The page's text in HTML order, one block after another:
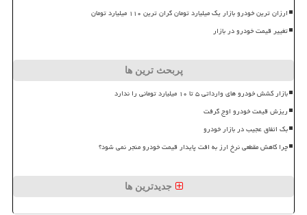
ارزان ترین خودرو بازار یک میلیارد تومان گران ترین ۱۱۰ میلیارد تومان
تغییر قیمت خودرو در بازار
پربحث ترین ها
بازار کشش خودرو های وارداتی ۵ تا ۱۰ میلیارد تومانی را ندارد
ریزش قیمت خودرو اوج گرفت
بک اتفاق عجیب در بازار خودرو
چرا کاهش مقطعی نرخ ارز به افت پایدار قیمت خودرو منجر نمی شود؟
جدیدترین ها